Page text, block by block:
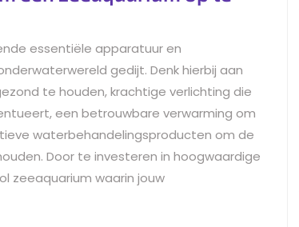
essentiële apparatuur en
gedijt. Denk hierbij aan
te houden, krachtige verlichting die
een betrouwbare verwarming om
waterbehandelingsproducten om de
Door te investeren in hoogwaardige
zeeaquarium waarin jouw